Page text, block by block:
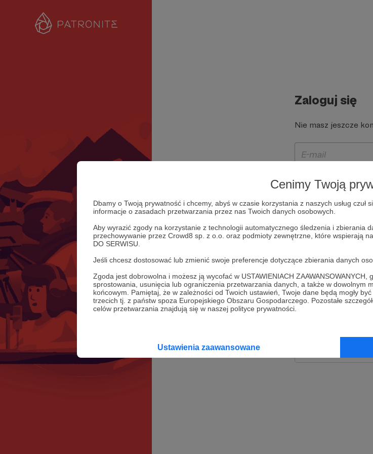
Cenimy Twoją
Dbamy o Twoją prywatność i chcemy, abyś w czasie korzystania z naszych usług
informacje o zasadach przetwarzania przez nas Twoich danych osobowych.
Aby wyrazić zgody na korzystanie z technologii automatycznego śledzenia i zbierania
przechowywanie przez Crowd8 sp. z o.o. oraz podmioty zewnętrzne, które wspierają
DO SERWISU.
Jeśli chcesz dostosować lub zmienić swoje preferencje dotyczące zbierania danych
Zgoda jest dobrowolna i możesz ją wycofać w USTAWIENIACH
sprostowania, usunięcia lub ograniczenia przetwarzania danych, a także w dowolnym
końcowym. Pamiętaj, że w zależności od Twoich ustawień, Twoje dane będą mogły
trzecich tj. z państw spoza Europejskiego Obszaru Gospodarczego. Pozostałe
celów przetwarzania znajdują się w naszej polityce prywatności.
Ustawienia zaawansowane
Zaloguj się
Nie masz jeszcze
Zapamiętaj mnie